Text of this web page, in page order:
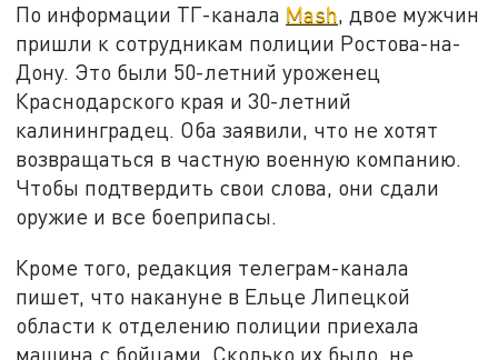
По информации ТГ-канала Mash, двое мужчин
пришли к сотрудникам полиции Ростова-на-
Дону. Это были 50-летний уроженец
Краснодарского края и 30-летний
калининградец. Оба заявили, что не хотят
возвращаться в частную военную компанию.
Чтобы подтвердить свои слова, они сдали
оружие и все боеприпасы.
Кроме того, редакция телеграм-канала
пишет, что накануне в Ельце Липецкой
области к отделению полиции приехала
машина с бойцами. Сколько их было, не